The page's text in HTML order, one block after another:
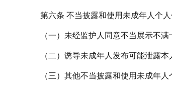
第六条 不当披露和使用未成年人个人
（一）未经监护人同意不当展示不
（二）诱导未成年人发布可能泄露本
（三）其他不当披露和使用未成年人